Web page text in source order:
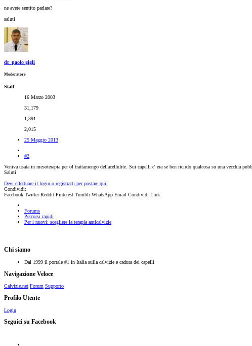
ne avete sentito parlare?
saluti
dr_paolo gigli
Moderatore
Staff
16 Marzo 2003
31,179
1,391
2,015
25 Maggio 2013
#2
Veniva usata in mesoterapia per ol trattamengo dellacellulite. Sui capelli c' era se ben ricirdo qualcosa su una vecchia
Saluti
Devi effettuare il login o registrarti per postare qui.
Condividi:
Facebook Twitter Reddit Pinterest Tumblr WhatsApp Email Condividi Link
Forums
Percorsi rapidi
Per i nuovi: scegliere la terapia anticalvizie
Chi siamo
Dal 1999 il portale #1 in Italia sulla calvizie e caduta dei capelli
Navigazione Veloce
Calvizie.net Forum Supporto
Profilo Utente
Login
Seguici su Facebook